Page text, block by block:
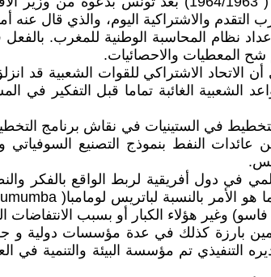
والاشتراكية اليوم، والذي قال
نظام المحاسبة الوطنية للمغرب.
شح المعطيات والاحصائيات.
الاشتراكي للقوات الشعبية قد
الشعبية الغائبة تماما قبل التفكير
في الستينيات في نقاش برنامج
النفط بنموذج التصنيع السوفياتي
في دول أفريقية لربط الواقع بالفكر
بارزة كذلك في عدة مؤسسات دولية و